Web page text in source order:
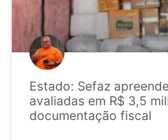
Estado: Sefaz
avaliadas em R$ 3,5
documentação fiscal